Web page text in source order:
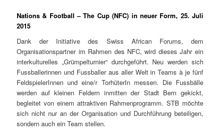
Nations & Football – The Cup (NFC) in neuer Form, 25. Juli
2015
Dank der Initiative des Swiss African Forums, dem
Organisationspartner im Rahmen des NFC, wird dieses Jahr ein
interkulturelles „Grümpelturnier“ durchgeführt. Neu werden sich
Fussballerinnen und Fussballer aus aller Welt in Teams à je fünf
FeldspielerInnen und eine/r TorhüterIn messen. Die Fussbälle
werden auf kleinen Feldern inmitten der Stadt Bern gekickt,
begleitet von einem attraktiven Rahmenprogramm. STB möchte
sich nicht nur an der Organisation und Durchführung beteiligen,
sondern auch ein Team stellen.